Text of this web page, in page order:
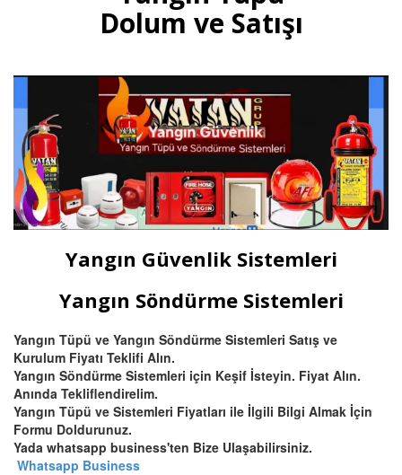
fabrikalar için beam (ışın) tipi
yangın dedektörü satış ve
Devamını Oku
Bursa Otomatik Gazlı Söndürme
ve Mühendislik Sistemleri
Bursa FM200, Novec 1230
otomatik gazlı söndürme, pano
endüstriyel mutfak davlumbaz
montaj ve tüp dolumu.
Devamını Oku
Bursa Yangın Dolabı, Hortum
Tesisatı ve Hidrant Sistemleri
Bursa sıva üstü, sıva altı yangın
dolapları montajı, seyyar
Dolum ve Satışı
Yangın Güvenlik Sistemleri
Yangın Söndürme Sistemleri
Yangın Tüpü ve Yangın Söndürme Sistemleri Satış ve
Kurulum Fiyatı Teklifi Alın.
Yangın Söndürme Sistemleri için Keşif İsteyin. Fiyat Alın.
Anında Tekliflendirelim.
Yangın Tüpü ve Sistemleri Fiyatları ile İlgili Bilgi Almak İçin
Formu Doldurunuz.
Yada whatsapp business'ten Bize Ulaşabilirsiniz.
Whatsapp Business